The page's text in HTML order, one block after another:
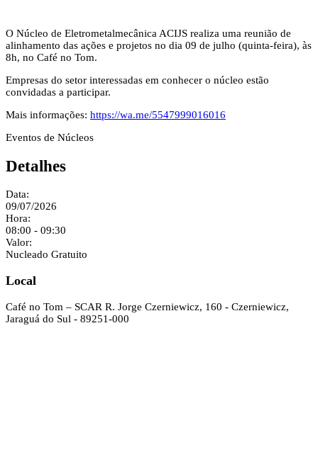
O Núcleo de Eletrometalmecânica ACIJS realiza uma reunião de
alinhamento das ações e projetos no dia 09 de julho (quinta-feira), às
8h, no Café no Tom.
Empresas do setor interessadas em conhecer o núcleo estão
convidadas a participar.
Mais informações: https://wa.me/5547999016016
Eventos de Núcleos
Detalhes
Data:
09/07/2026
Hora:
08:00 - 09:30
Valor:
Nucleado Gratuito
Local
Café no Tom – SCAR R. Jorge Czerniewicz, 160 - Czerniewicz,
Jaraguá do Sul - 89251-000